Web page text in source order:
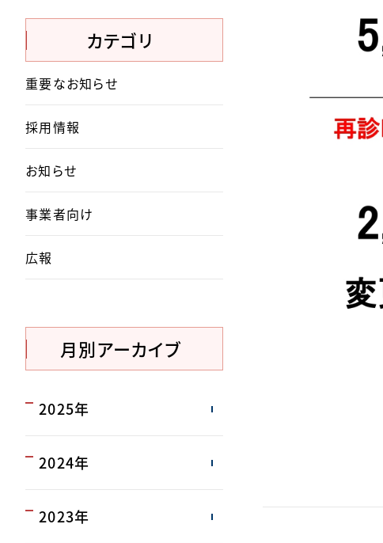
カテゴリ
重要なお知らせ
採用情報
お知らせ
事業者向け
広報
月別アーカイブ
2025年
2024年
2023年